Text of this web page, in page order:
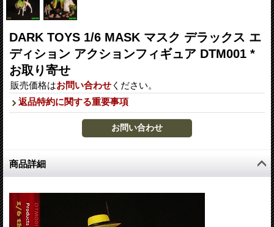
DARK TOYS 1/6 MASK マスク デラックス エ
ディション アクションフィギュア DTM001 *
お取り寄せ
販売価格はお問い合わせ ください。
返品特約に関する重要事項
商品詳細